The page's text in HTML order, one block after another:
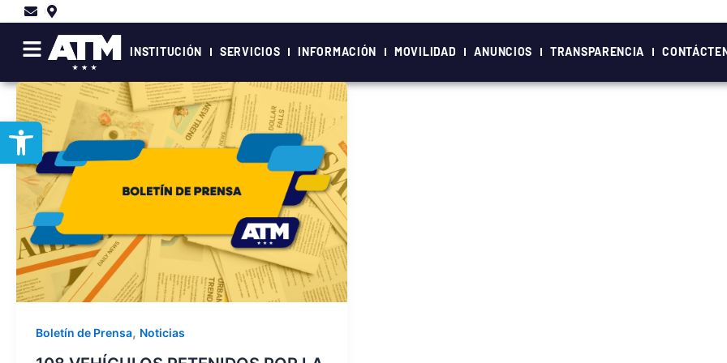
contenido
INSTITUCIÓN SERVICIOS INFORMACIÓN MOVILIDAD ANUNCIOS TRANSPARENCIA
Boletín de Prensa, Noticias
Abrir barra de herramientas